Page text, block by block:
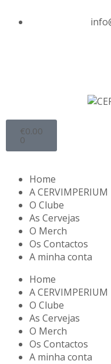
€0.00
0
Home
A CERVIMPERIUM
O Clube
As Cervejas
O Merch
Os Contactos
A minha conta
Home
A CERVIMPERIUM
O Clube
As Cervejas
O Merch
Os Contactos
A minha conta